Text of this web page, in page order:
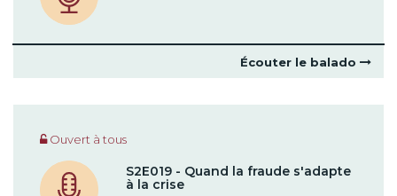
Écouter le balado
Ouvert à tous
S2E019 - Quand la fraude s'adapte
à la crise